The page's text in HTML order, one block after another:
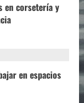
en corsetería y
en espacios